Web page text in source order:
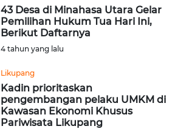
43 Desa di Minahasa Utara Gelar
Pemilihan Hukum Tua Hari Ini,
Berikut Daftarnya
4 tahun yang lalu
Likupang
Kadin prioritaskan
pengembangan pelaku UMKM di
Kawasan Ekonomi Khusus
Pariwisata Likupang